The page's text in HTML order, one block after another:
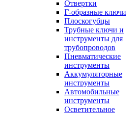
Отвертки
Г-образные ключи
Плоскогубцы
Трубные ключи и
инструменты для
трубопроводов
Пневматические
инструменты
Аккумуляторные
инструменты
Автомобильные
инструменты
Осветительное